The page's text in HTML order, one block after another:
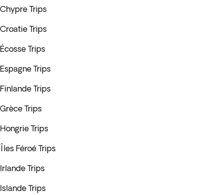
Chypre Trips
Croatie Trips
Écosse Trips
Espagne Trips
Finlande Trips
Grèce Trips
Hongrie Trips
Îles Féroé Trips
Irlande Trips
Islande Trips